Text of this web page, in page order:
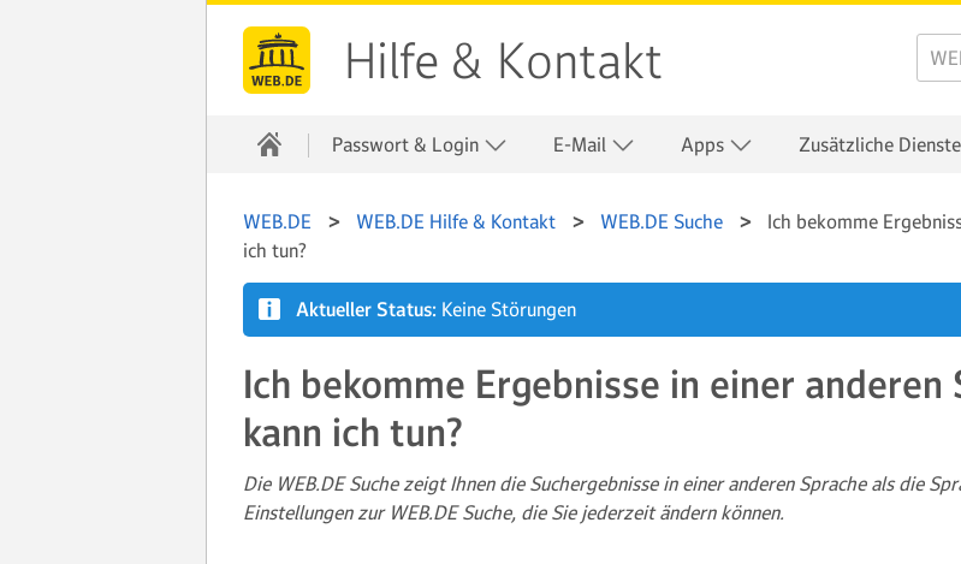
Hilfe & Kontakt
Passwort & Login E-Mail Apps Zusätzliche Dienste
WEB.DE WEB.DE Hilfe & Kontakt WEB.DE Suche
Ich bekomme
ich tun?
Aktueller Status: Keine Störungen
Ich bekomme Ergebnisse in einer
kann ich tun?
Die WEB.DE Suche zeigt Ihnen die Suchergebnisse in einer anderen Sprache als die
Einstellungen zur WEB.DE Suche, die Sie jederzeit ändern können.